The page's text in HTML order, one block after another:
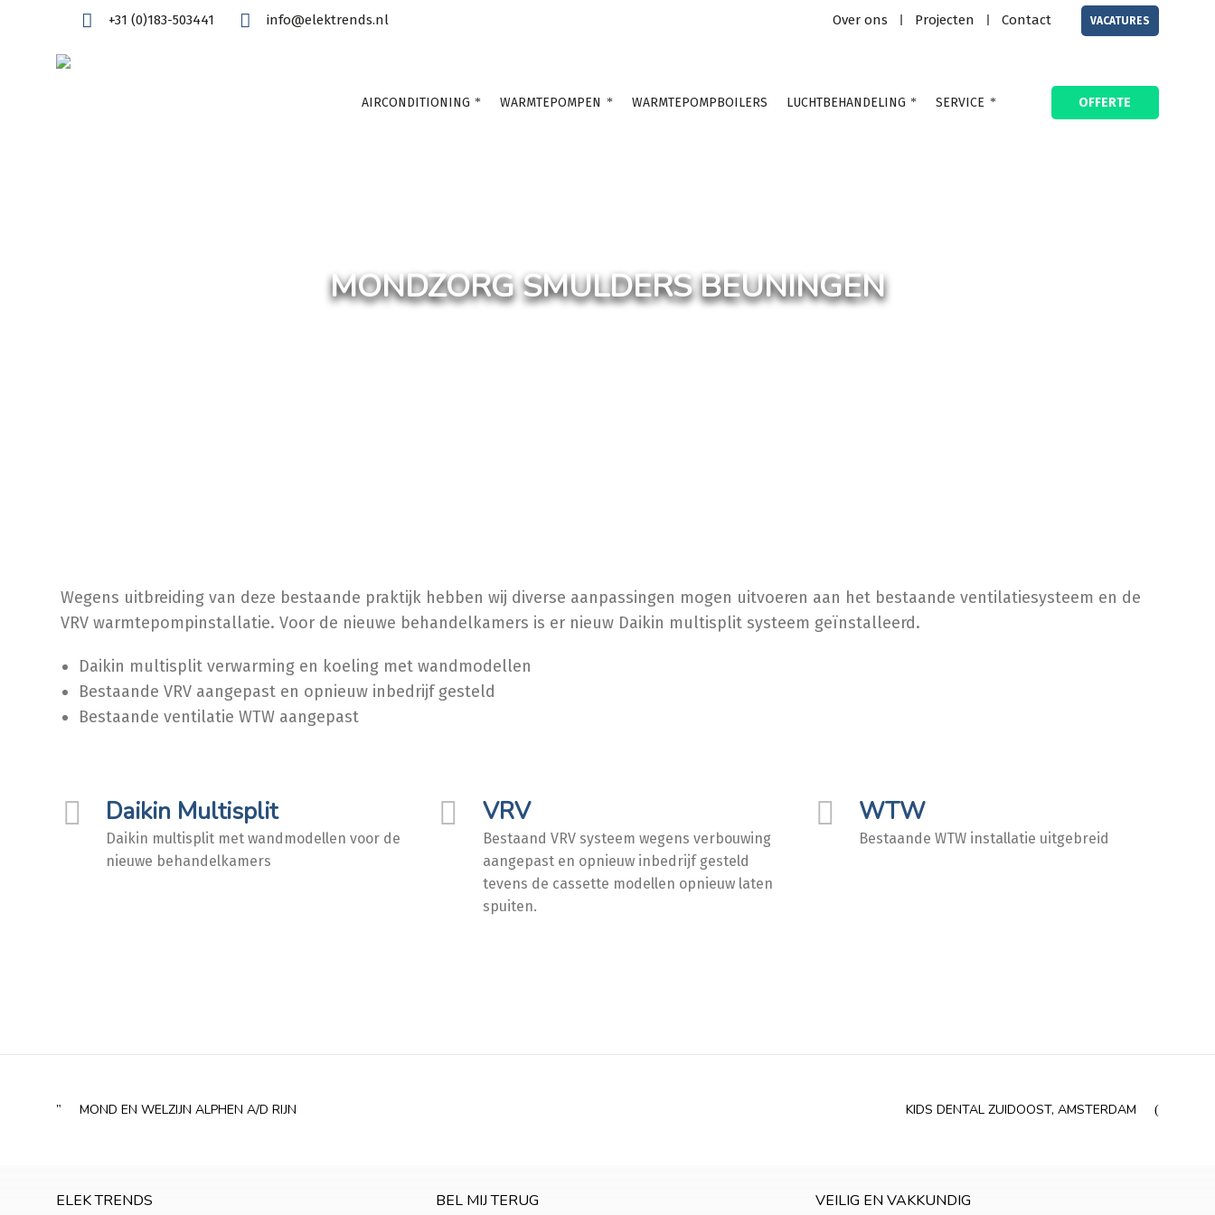
+31 (0)183-503441 info@elektrends.nl Over ons Projecten Contact VACATURES
AIRCONDITIONING WARMTEPOMPEN WARMTEPOMPBOILERS LUCHTBEHANDELING SERVICE OFFERTE
MONDZORG SMULDERS BEUNINGEN
Wegens uitbreiding van deze bestaande praktijk hebben wij diverse aanpassingen mogen uitvoeren aan het bestaande ventilatiesysteem en de
VRV warmtepompinstallatie. Voor de nieuwe behandelkamers is er nieuw Daikin multisplit systeem geïnstalleerd.
Daikin multisplit verwarming en koeling met wandmodellen
Bestaande VRV aangepast en opnieuw inbedrijf gesteld
Bestaande ventilatie WTW aangepast
Daikin Multisplit
Daikin multisplit met wandmodellen voor de
nieuwe behandelkamers
VRV
Bestaand VRV systeem wegens verbouwing
aangepast en opnieuw inbedrijf gesteld
tevens de cassette modellen opnieuw laten
spuiten.
WTW
Bestaande WTW installatie uitgebreid
MOND EN WELZIJN ALPHEN A/D RIJN KIDS DENTAL ZUIDOOST, AMSTERDAM
ELEK TRENDS BEL MIJ TERUG VEILIG EN VAKKUNDIG